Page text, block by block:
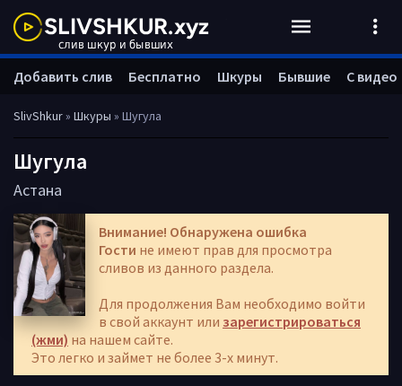
SlivShkur» Шкуры » Шугула
Шугула
Астана
Внимание! Обнаружена ошибка
Гости не имеют прав для просмотра
сливов из данного раздела.
Для продолжения Вам необходимо войти
в свой аккаунт или зарегистрироваться
(жми) на нашем сайте.
Это легко и займет не более 3-х минут.
Добавить слив Бесплатно Шкуры Бывшие С видео